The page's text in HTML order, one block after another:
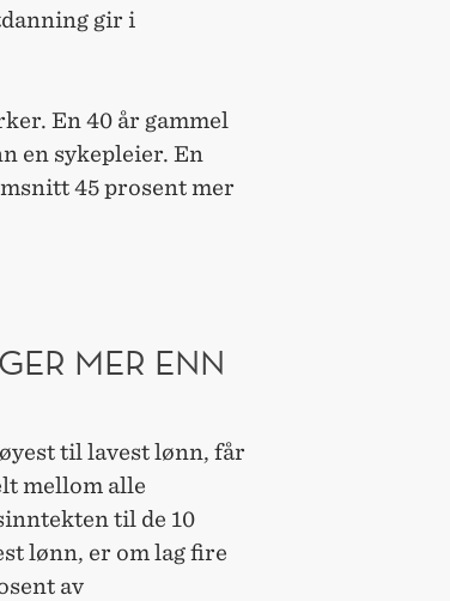
gir i
En 40 år gammel
en sykepleier. En
45 prosent mer
MER ENN
til lavest lønn, får
mellom alle
til de 10
lønn, er om lag fire
av